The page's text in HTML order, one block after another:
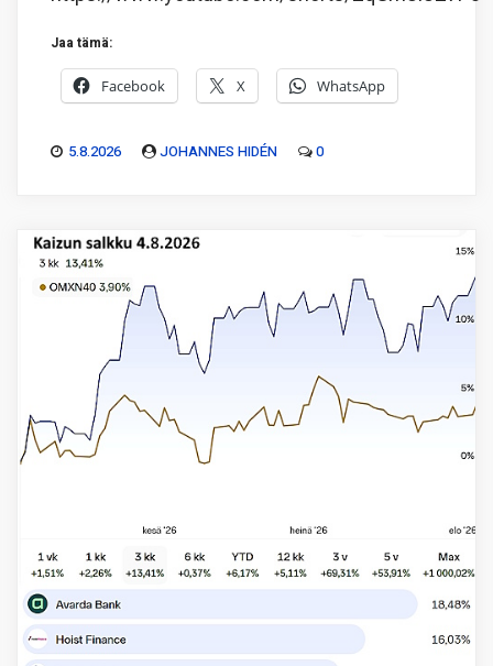
Jaa tämä:
Facebook X WhatsApp
5.8.2026 JOHANNES HIDÉN 0